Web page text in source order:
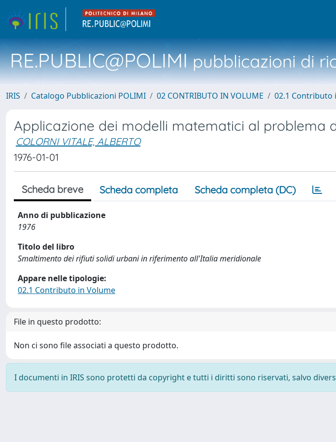
RE.PUBLIC@POLIMIpubblicazioni di
IRIS Catalogo Pubblicazioni POLIMI 02 CONTRIBUTO IN VOLUME 02.1 Contributo
Applicazione dei modelli matematici al problema
COLORNI VITALE, ALBERTO
1976-01-01
Scheda breve Scheda completa Scheda completa (DC)
Anno di pubblicazione
1976
Titolo del libro
Smaltimento dei rifiuti solidi urbani in riferimento all'Italia meridionale
Appare nelle tipologie:
02.1 Contributo in Volume
File in questo prodotto:
Non ci sono file associati a questo prodotto.
I documenti in IRIS sono protetti da copyright e tutti i diritti sono riservati, salvo